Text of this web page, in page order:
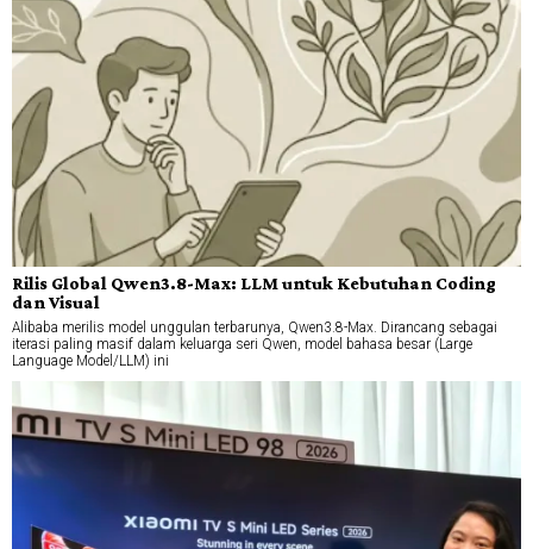
Rilis Global Qwen3.8-Max: LLM untuk Kebutuhan Coding
dan Visual
Alibaba merilis model unggulan terbarunya, Qwen3.8-Max. Dirancang sebagai
iterasi paling masif dalam keluarga seri Qwen, model bahasa besar (Large
Language Model/LLM) ini